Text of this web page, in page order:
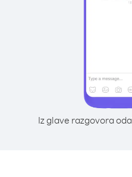
Iz glave razgovora